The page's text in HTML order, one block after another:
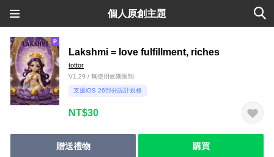
個人原創主題
Lakshmi = love fulfillment, riches
tottor
V1.29 / 無使用效期限制
支援iOS 26部分設計規格
NT$30
贈送禮物 購買